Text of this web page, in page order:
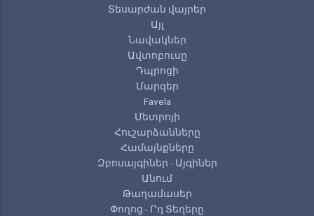
Տեսարժան վայրեր
Այլ
Նավակներ
Ավտոբուսը
Դպրոցի
Մարզեր
Favela
Մետրոյի
Հուշարձանները
Համայնքները
Զբոսայգիներ - Այգիներ
Անում
Թաղամասեր
Փողոց - Րդ Տեղերը